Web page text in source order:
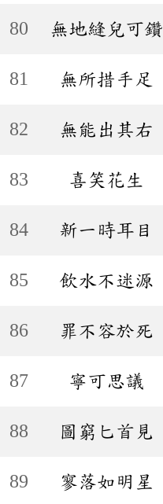
80 無地縫兒可鑽
81
無所措手足
82
無能出其右
83
喜笑花生
84
新一時耳目
85
飲水不迷源
86
罪不容於死
87 寧可思議
88
圖窮匕首見
89
寥落如明星